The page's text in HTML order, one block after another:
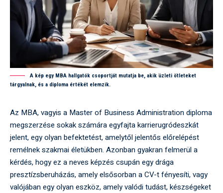
A kép egy MBA hallgatók csoportját mutatja be, akik üzleti ötleteket
tárgyalnak, és a diploma értékét elemzik.
Az MBA, vagyis a Master of Business Administration diploma
megszerzése sokak számára egyfajta karrierugródeszkát
jelent, egy olyan befektetést, amelytől jelentős előrelépést
remélnek szakmai életükben. Azonban gyakran felmerül a
kérdés, hogy ez a neves képzés csupán egy drága
presztízsberuházás, amely elsősorban a CV-t fényesíti, vagy
valójában egy olyan eszköz, amely valódi tudást, készségeket